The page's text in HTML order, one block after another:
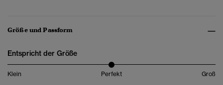
Größe und Passform
Entspricht der Größe
Klein Perfekt Groß